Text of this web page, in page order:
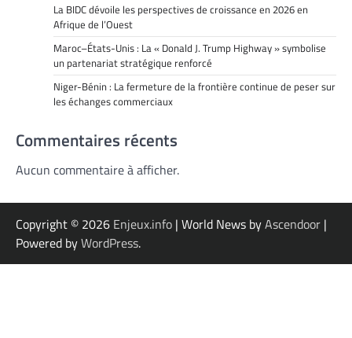
La BIDC dévoile les perspectives de croissance en 2026 en
Afrique de l’Ouest
Maroc–États-Unis : La « Donald J. Trump Highway » symbolise
un partenariat stratégique renforcé
Niger-Bénin : La fermeture de la frontière continue de peser sur
les échanges commerciaux
Commentaires récents
Aucun commentaire à afficher.
Copyright © 2026 Enjeux.info | World News byAscendoor |
Powered byWordPress.